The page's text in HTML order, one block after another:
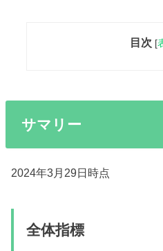
目次 [
サマリー
2024年3月29日時点
全体指標